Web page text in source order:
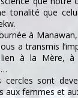
tonalité que
à
a transmis
à la Mère, à
sont
aux femmes et